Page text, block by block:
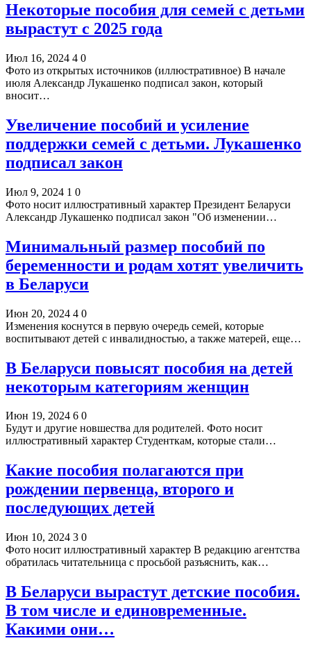
Некоторые пособия для семей с детьми
вырастут с 2025 года
Июл 16, 2024 4 0
Фото из открытых источников (иллюстративное) В начале
июля Александр Лукашенко подписал закон, который
вносит…
Увеличение пособий и усиление
поддержки семей с детьми. Лукашенко
подписал закон
Июл 9, 2024 1 0
Фото носит иллюстративный характер Президент Беларуси
Александр Лукашенко подписал закон "Об изменении…
Минимальный размер пособий по
беременности и родам хотят увеличить
в Беларуси
Июн 20, 2024 4 0
Изменения коснутся в первую очередь семей, которые
воспитывают детей с инвалидностью, а также матерей, еще…
В Беларуси повысят пособия на детей
некоторым категориям женщин
Июн 19, 2024 6 0
Будут и другие новшества для родителей. Фото носит
иллюстративный характер Студенткам, которые стали…
Какие пособия полагаются при
рождении первенца, второго и
последующих детей
Июн 10, 2024 3 0
Фото носит иллюстративный характер В редакцию агентства
обратилась читательница с просьбой разъяснить, как…
В Беларуси вырастут детские пособия.
В том числе и единовременные.
Какими они…